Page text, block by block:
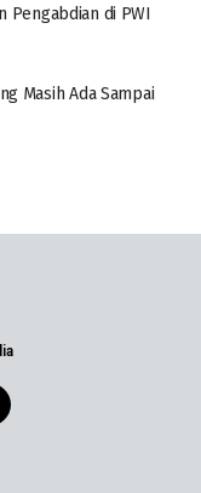
Pengabdian di PWI
Masih Ada Sampai